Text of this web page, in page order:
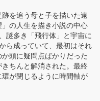
を追う母と子を描いた遠
の人生を描き小説の中心
謎多き「飛行体」と宇宙に
ら成っていて、最初はそれ
頭に疑問点ばかりだった
ちんと解消された。最終
が閉じるように時間軸が